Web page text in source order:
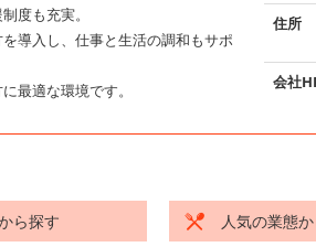
度も充実。
導入し、仕事と生活の調和もサポ
最適な環境です。
住所
会社
ら探す 人気の業態か